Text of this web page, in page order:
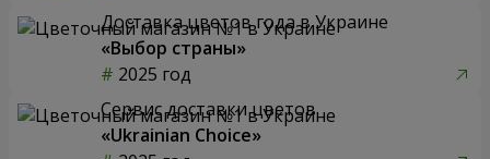
Доставка цветов года в Украине
«Выбор страны»
2025 год
Сервис доставки цветов
«Ukrainian Choice»